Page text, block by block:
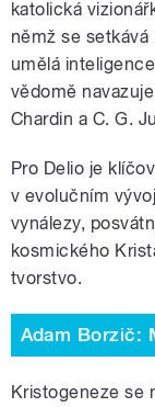
katolická
němž se
umělá
vědomě
Chardin a C. G.
Pro Delio je
v evolučním
vynálezy,
kosmického
tvorstvo.
Adam Borzič:
Kristogeneze se